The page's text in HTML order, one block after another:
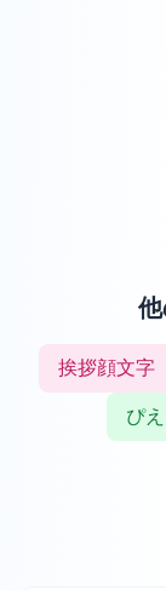
挨拶顔文字
ぴ